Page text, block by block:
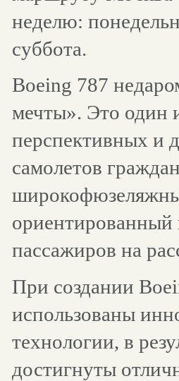
неделю:
суббота.
Boeing 787
мечты». Это один
перспективных и
самолетов
ориентированный
пассажиров на
При создании
использованы
технологии, в
достигнуты